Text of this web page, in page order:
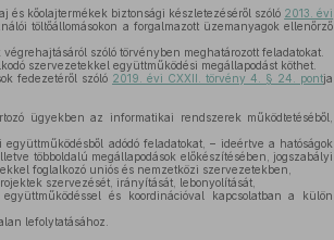
és kőolajtermékek biztonsági készletezéséről szóló 2013. évi
töltőállomásokon a forgalmazott üzemanyagok ellenőrző
szóló törvényben meghatározott feladatokat.
szervezetekkel együttműködési megállapodást köthet.
fedezetéről szóló 2019. évi CXXII. törvény 4. § 24. pontja
ügyekben az informatikai rendszerek működtetéséből,
adódó feladatokat, – ideértve a hatóságok
többoldalú megállapodások előkészítésében, jogszabályi
foglalkozó uniós és nemzetközi szervezetekben,
szervezését, irányítását, lebonyolítását,
és koordinációval kapcsolatban a külön
lefolytatásához.